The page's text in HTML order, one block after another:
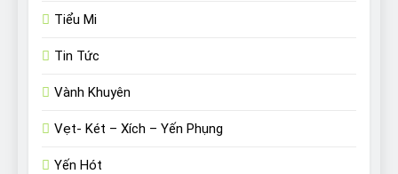
Tiểu Mi
Tin Tức
Vành Khuyên
Vẹt- Két – Xích – Yến Phụng
Yến Hót